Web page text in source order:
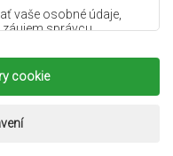
vaše osobné údaje,
správcu
služieb na našej
správcu osobných
spracovaní osobných
cookieVšetky práva